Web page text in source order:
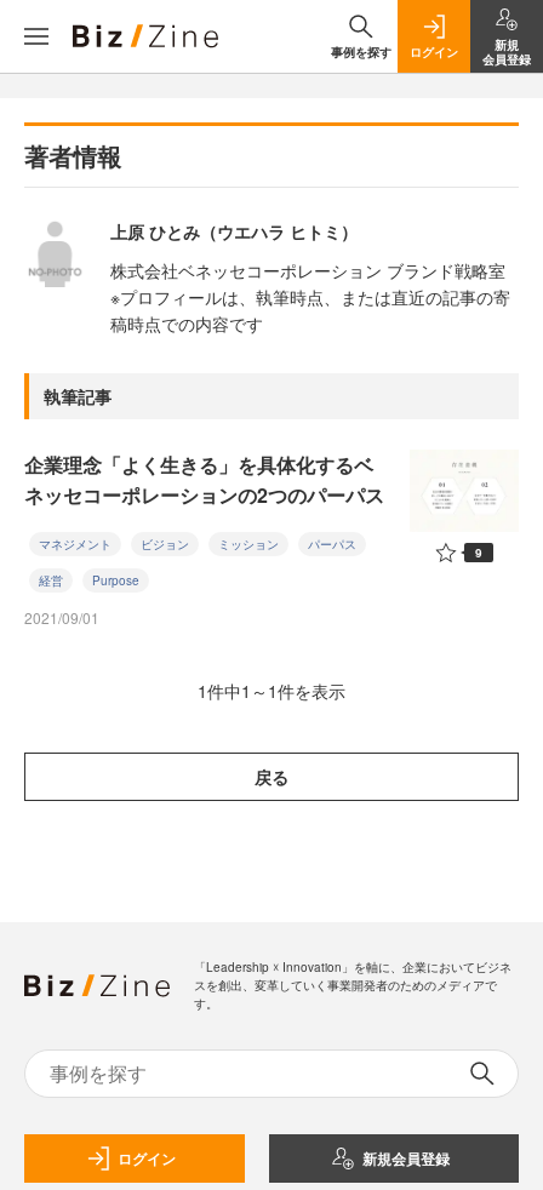
事例を探す ログイン
新規
会員登録
著者情報
上原 ひとみ（ウエハラ ヒトミ）
株式会社ベネッセコーポレーション ブランド戦略室
※プロフィールは、執筆時点、または直近の記事の寄
稿時点での内容です
執筆記事
企業理念「よく生きる」を具体化するベ
ネッセコーポレーションの2つのパーパス
マネジメント ビジョン ミッション パーパス
経営 Purpose
2021/09/01
9
1件中1～1件を表示
戻る
「Leadership ☓ Innovation」を軸に、企業においてビジネ
スを創出、変革していく事業開発者のためのメディアで
す。
ログイン 新規会員登録